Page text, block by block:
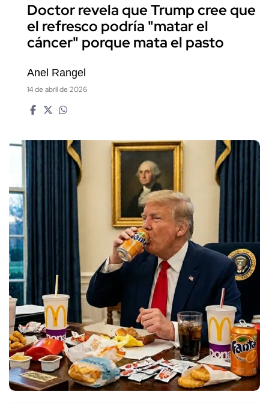
Doctor revela que Trump cree que
el refresco podría "matar el
cáncer" porque mata el pasto
Anel Rangel
14 de abril de 2026